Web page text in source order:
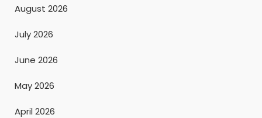
August 2026
July 2026
June 2026
May 2026
April 2026